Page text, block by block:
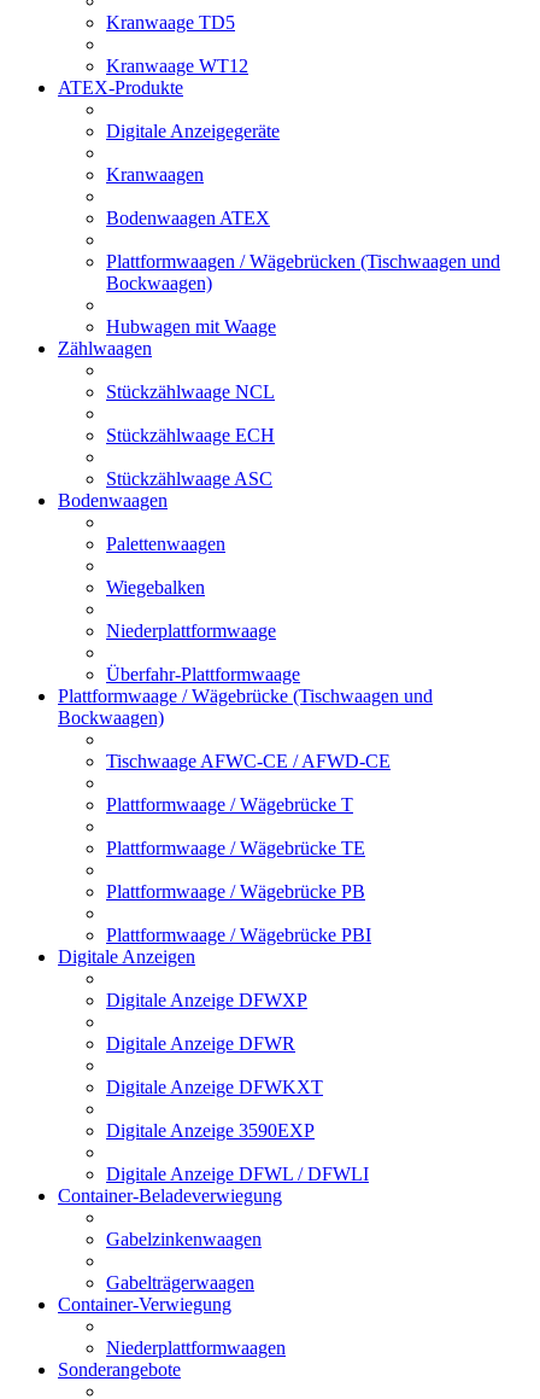
Kranwaage TD5
Kranwaage WT12
ATEX-Produkte
Digitale Anzeigegeräte
Kranwaagen
Bodenwaagen ATEX
Plattformwaagen / Wägebrücken (Tischwaagen und
Bockwaagen)
Hubwagen mit Waage
Zählwaagen
Stückzählwaage NCL
Stückzählwaage ECH
Stückzählwaage ASC
Bodenwaagen
Palettenwaagen
Wiegebalken
Niederplattformwaage
Überfahr-Plattformwaage
Plattformwaage / Wägebrücke (Tischwaagen und
Bockwaagen)
Tischwaage AFWC-CE / AFWD-CE
Plattformwaage / Wägebrücke T
Plattformwaage / Wägebrücke TE
Plattformwaage / Wägebrücke PB
Plattformwaage / Wägebrücke PBI
Digitale Anzeigen
Digitale Anzeige DFWXP
Digitale Anzeige DFWR
Digitale Anzeige DFWKXT
Digitale Anzeige 3590EXP
Digitale Anzeige DFWL / DFWLI
Container-Beladeverwiegung
Gabelzinkenwaagen
Gabelträgerwaagen
Container-Verwiegung
Niederplattformwaagen
Sonderangebote